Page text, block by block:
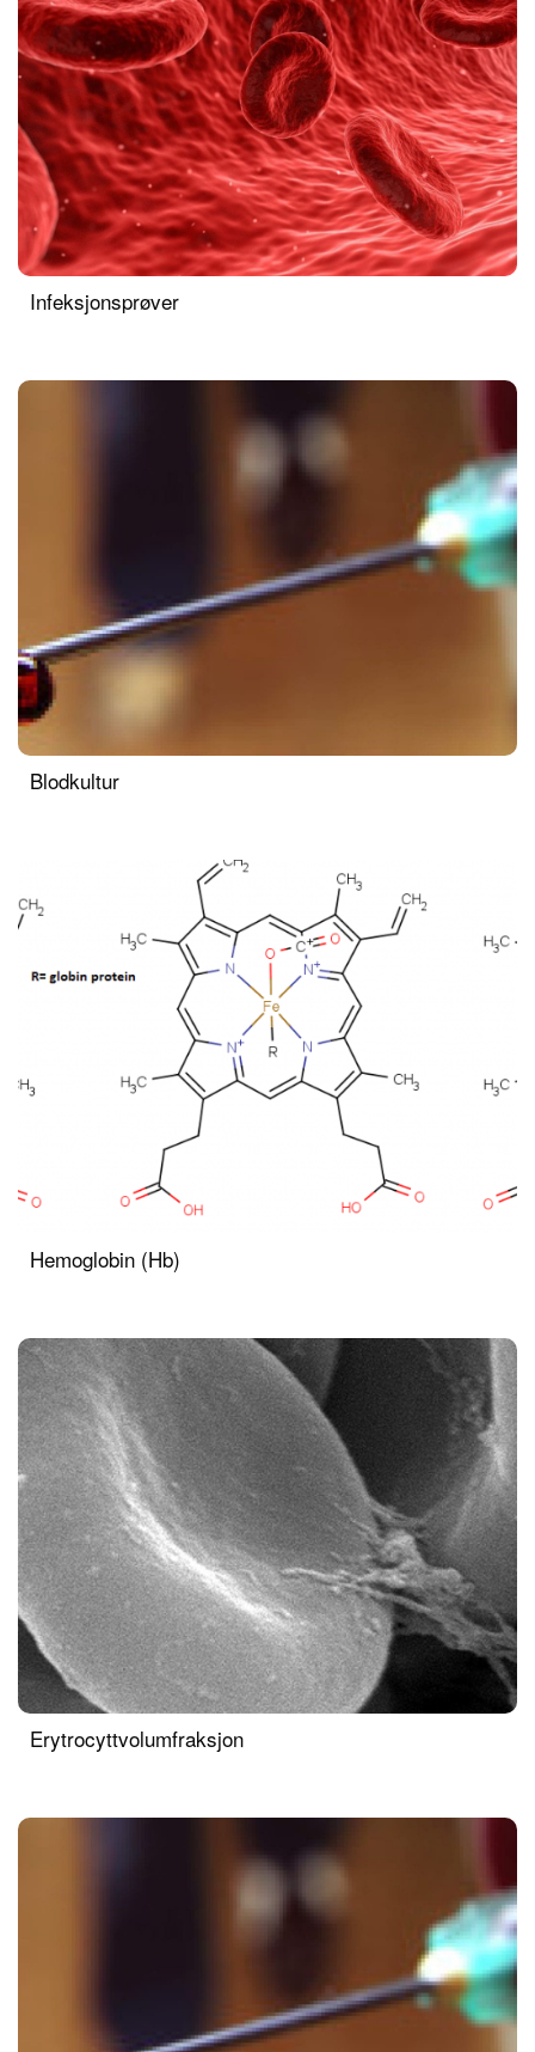
Infeksjonsprøver
Blodkultur
Hemoglobin (Hb)
Erytrocyttvolumfraksjon